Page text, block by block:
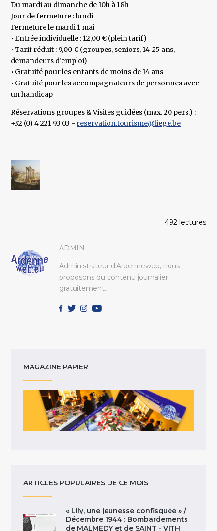
Du mardi au dimanche de 10h à 18h
Jour de fermeture : lundi
Fermeture le mardi 1 mai
• Entrée individuelle : 12,00 € (plein tarif)
• Tarif réduit : 9,00 € (groupes, seniors, 14-25 ans,
demandeurs d’emploi)
• Gratuité pour les enfants de moins de 14 ans
• Gratuité pour les accompagnateurs de personnes avec
un handicap
Réservations groupes & Visites guidées (max. 20 pers.) :
+32 (0) 4 221 93 03 - reservation.tourisme@liege.be
492 lectures
ADMIN
Administrateur d'Ardenneweb, nous
proposons du contenu journalier
gratuitement.
MAGAZINE PAPIER
ARTICLES POPULAIRES DE CE MOIS
« Lily, une jeunesse confisquée » /
Décembre 1944 : Bombardements
de MALMEDY et de SAINT - VITH